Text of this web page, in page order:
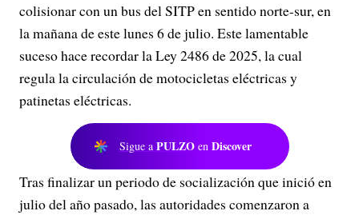
colisionar con un bus del SITP en sentido norte-sur, en
la mañana de este lunes 6 de julio. Este lamentable
suceso hace recordar la Ley 2486 de 2025, la cual
regula la circulación de motocicletas eléctricas y
patinetas eléctricas.
Sigue a PULZO en Discover
Tras finalizar un periodo de socialización que inició en
julio del año pasado, las autoridades comenzaron a